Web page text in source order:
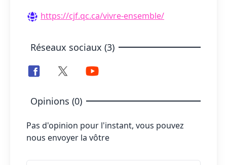
https://cjf.qc.ca/vivre-ensemble/
Réseaux sociaux (3)
Opinions (0)
Pas d'opinion pour l'instant, vous pouvez
nous envoyer la vôtre